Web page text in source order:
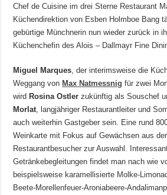
Chef de Cuisine im drei Sterne Restaurant
Küchendirektion von Esben Holmboe Bang
gebürtige Münchnerin nun wieder zurück in
Küchenchefin des Alois – Dallmayr Fine
Miguel Marques , der interimsweise die
Weggang von Max Natmessnig für zwei
wird Rosina Ostler zukünftig als Souschef
Morlat , langjähriger Restaurantleiter und
auch weiterhin Gastgeber sein. Eine rund
Weinkarte mit Fokus auf Gewächsen aus
Restaurantbesucher zur Auswahl.
Getränkebegleitungen findet man nach wie
beispielsweise karamellisierte Molke-
Beete-Morellenfeuer-Aroniabeere-